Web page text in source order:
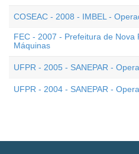
COSEAC - 2008 - IMBEL -
FEC - 2007 - Prefeitura de
Máquinas
UFPR - 2005 - SANEPAR -
UFPR - 2004 - SANEPAR -